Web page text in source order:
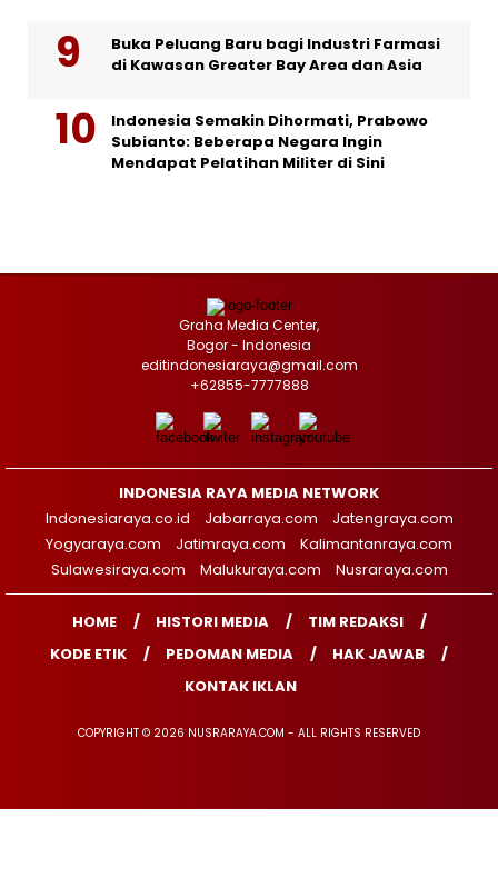
Buka Peluang Baru bagi Industri Farmasi
di Kawasan Greater Bay Area dan Asia
Indonesia Semakin Dihormati, Prabowo
Subianto: Beberapa Negara Ingin
Mendapat Pelatihan Militer di Sini
Graha Media Center,
Bogor - Indonesia
editindonesiaraya@gmail.com
+62855-7777888
INDONESIA RAYA MEDIA NETWORK
Indonesiaraya.co.id
Jabarraya.com
Jatengraya.com
Yogyaraya.com
Jatimraya.com
Kalimantanraya.com
Sulawesiraya.com
Malukuraya.com Nusraraya.com
HOME HISTORI MEDIA
TIM REDAKSI
KODE ETIK
PEDOMAN MEDIA
HAK JAWAB
KONTAK IKLAN
COPYRIGHT © 2026 NUSRARAYA.COM - ALL RIGHTS RESERVED